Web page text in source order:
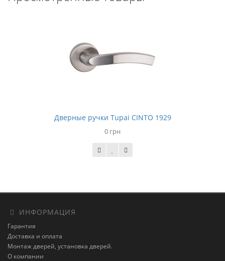
Дверные ручки Tupai CINTO 1929
0 грн
ИНФОРМАЦИЯ
Гарантия
Доставка и оплата
Монтаж дверей, установка дверей.
О компании